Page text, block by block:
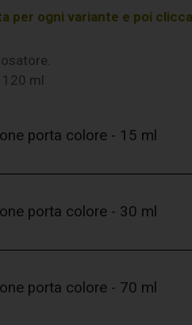
per ogni variante e poi
ml
porta colore - 15 ml
porta colore - 30 ml
porta colore - 70 ml